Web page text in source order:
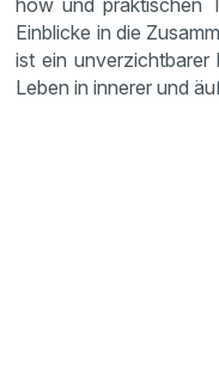
Einblicke in die
ist ein unverzichtbarer
Leben in innerer und